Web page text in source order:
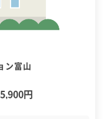
ン富山
円